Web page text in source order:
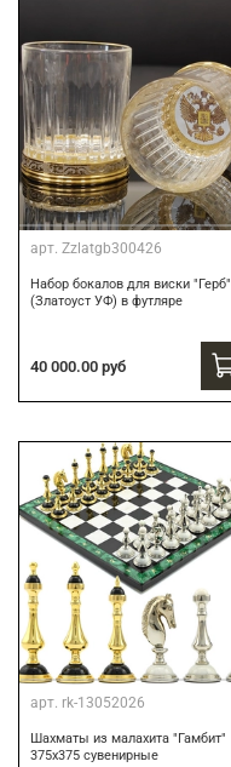
арт. Zzlatgb300426
Набор бокалов для виски "Герб"
(Златоуст УФ) в футляре
40 000.00 руб
арт. rk-13052026
Шахматы из малахита "Гамбит"
375х375 сувенирные